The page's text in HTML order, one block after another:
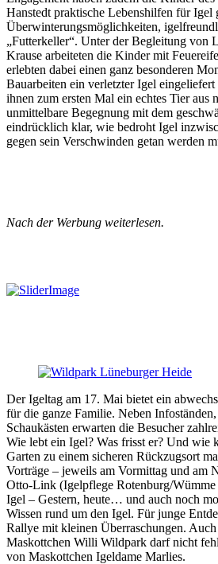
Hanstedt praktische Lebenshilfen für Igel
Überwinterungsmöglichkeiten,
„Futterkeller“. Unter der Begleitung von
Krause arbeiteten die Kinder mit
erlebten dabei einen ganz besonderen
Bauarbeiten ein verletzter Igel
ihnen zum ersten Mal ein echtes Tier aus
unmittelbare Begegnung mit dem
eindrücklich klar, wie bedroht Igel
gegen sein Verschwinden getan werden
Nach der Werbung weiterlesen.
Der Igeltag am 17. Mai bietet ein
für die ganze Familie. Neben
Schaukästen erwarten die Besucher
Wie lebt ein Igel? Was frisst er? Und wie
Garten zu einem sicheren Rückzugsort
Vorträge – jeweils am Vormittag und am
Otto-Link (Igelpflege Rotenburg/
Igel – Gestern, heute… und auch noch
Wissen rund um den Igel. Für junge
Rallye mit kleinen Überraschungen.
Maskottchen Willi Wildpark darf nicht
von Maskottchen Igeldame Marlies.